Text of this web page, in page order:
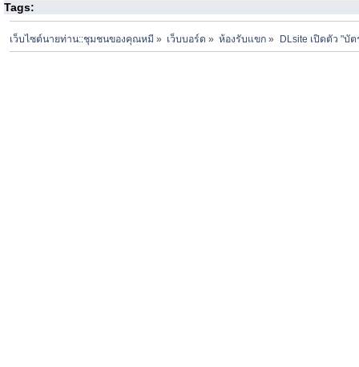
Tags:
เว็บไซต์นายท่าน::ชุมชนของคุณหมี » เว็บบอร์ด » ห้องรับแขก » DLsite เปิดตัว "บัต